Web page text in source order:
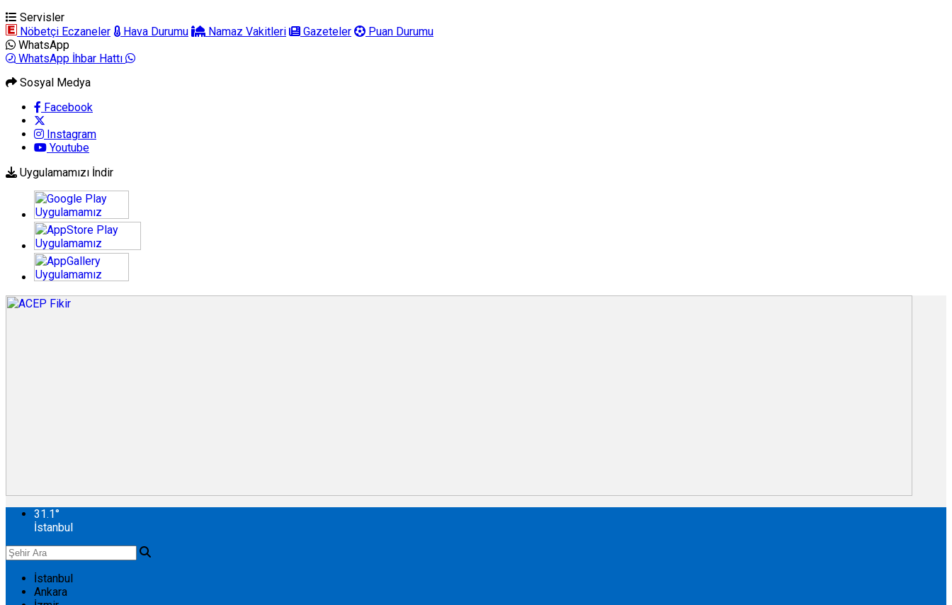
Servisler
Nöbetçi Eczaneler
Hava Durumu Namaz Vakitleri Gazeteler
Puan Durumu
WhatsApp
WhatsApp İhbar Hattı
Sosyal Medya
Facebook
Instagram
Youtube
Uygulamamızı İndir
31.1°
İstanbul
İstanbul
Ankara